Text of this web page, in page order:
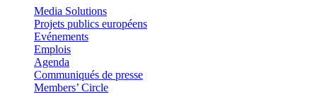
Media Solutions
Projets publics européens
Evénements
Emplois
Agenda
Communiqués de presse
Members’ Circle